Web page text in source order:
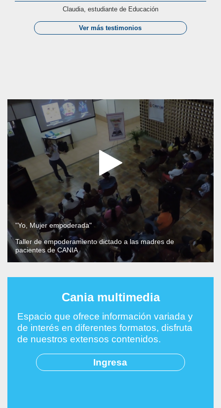
Claudia, estudiante de Educación
Ver más testimonios
"Yo, Mujer empoderada"
Taller de empoderamiento dictado a las madres de
pacientes de CANIA
Cania multimedia
Espacio que ofrece información variada y
de interés en diferentes formatos, disfruta
de nuestros extensos contenidos.
Ingresa